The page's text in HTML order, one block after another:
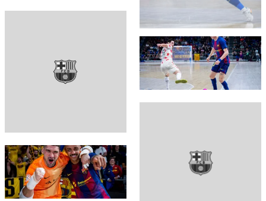
FC Barcelona club badge
FC Barcelona club badge